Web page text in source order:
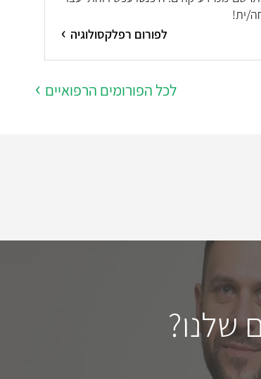
ית!
לפורום רפלקסולוגיה
לכל הפורומים הרפואיים
שלנו?